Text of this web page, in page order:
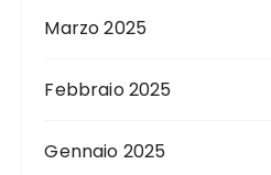
Marzo 2025
Febbraio 2025
Gennaio 2025